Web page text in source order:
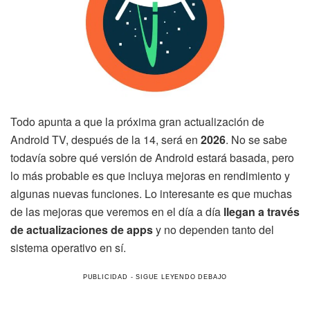
Todo apunta a que la próxima gran actualización de
Android TV, después de la 14, será en 2026. No se sabe
todavía sobre qué versión de Android estará basada, pero
lo más probable es que incluya mejoras en rendimiento y
algunas nuevas funciones. Lo interesante es que muchas
de las mejoras que veremos en el día a día llegan a través
de actualizaciones de appsy no dependen tanto del
sistema operativo en sí.